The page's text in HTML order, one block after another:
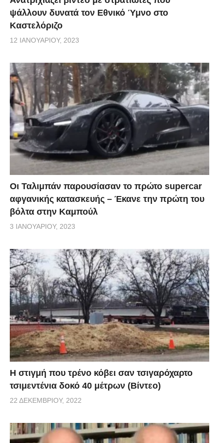
ψάλλουν δυνατά τον Εθνικό Ύμνο στο
Καστελόριζο
12 ΙΑΝΟΥΑΡΊΟΥ, 2023
Οι Ταλιμπάν παρουσίασαν το πρώτο supercar
αφγανικής κατασκευής – Έκανε την πρώτη του
βόλτα στην Καμπούλ
3 ΙΑΝΟΥΑΡΊΟΥ, 2023
H στιγμή που τρένο κόβει σαν τσιγαρόχαρτο
τσιμεντένια δοκό 40 μέτρων (Βίντεο)
22 ΔΕΚΕΜΒΡΊΟΥ, 2022